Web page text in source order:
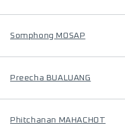
Somphong MOSAP
Preecha BUALUANG
Phitchanan MAHACHOT